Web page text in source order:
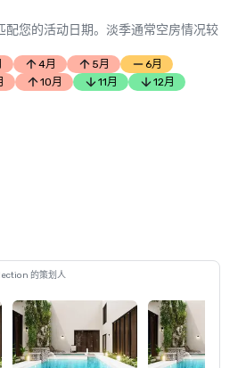
配您的活动日期。淡季通常空房情况较
4月 5月
6月
10月 11月 12月
的策划人